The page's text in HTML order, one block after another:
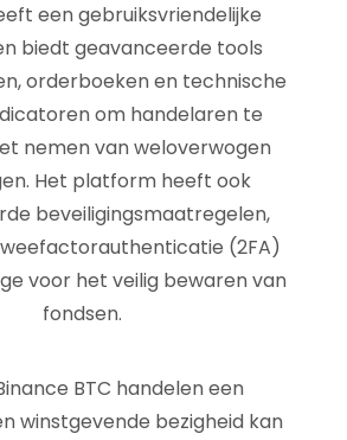
een gebruiksvriendelijke
biedt geavanceerde tools
orderboeken en technische
om handelaren te
nemen van weloverwogen
Het platform heeft ook
beveiligingsmaatregelen,
(2FA)
voor het veilig bewaren van
fondsen.
BTC handelen een
winstgevende bezigheid kan